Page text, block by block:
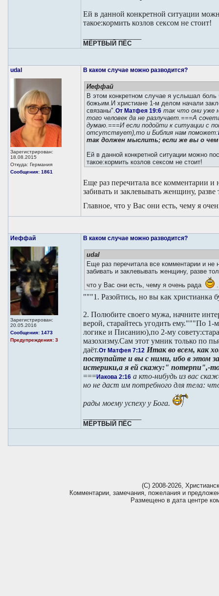
Ей в данной конкретной ситуации
такое:кормить козлов сексом не стоит!
МЁРТВЫЙ ПЁС
udal
Зарегистрирован:
18.08.2015
Откуда: Германия
Сообщения: 1861
В каком случае можно разводится?
Иеффай
В этом конкретном случае я услышал
божьим.И христиане 1-м делом начали
связаны".От Матфея 19:6 так что они уже
того человек да не разлучает.===А
думаю.===И если подойти к ситуации с
отсутствует),то и Библия нам поможет:
так должен мыслить; если же вы о
Ей в данной конкретной ситуации можно
такое:кормить козлов сексом не стоит!
Еще раз перечитала все комментарии
забивать и заклевывать женщину,
Главное, что у Вас они есть, чему я
Иеффай
Зарегистрирован:
20.05.2016
Сообщения: 1473
Предупреждения: 3
В каком случае можно разводится?
udal
Еще раз перечитала все комментарии и
забивать и заклевывать женщину, разве
что у Вас они есть, чему я очень рада
"""1. Разойтись, но вы как христианка
2. Полюбите своего мужа, начните
верой, старайтесь угодить ему."""По 1-
логике и Писанию),по 2-му
мазохизму.Сам этот умник только по
даёт.От Матфея 7:12 Итак во всем, как
поступайте и вы с ними, ибо в этом
истерики,а я ей скажу:" потерпи",-
===Иакова 2:16 а кто-нибудь из вас
но не даст им потребного для тела:
рады моему успеху у Бога.
МЁРТВЫЙ ПЁС
(С) 2008-2026,
Комментарии, замечания, пожелания и
Размещено в дата центре